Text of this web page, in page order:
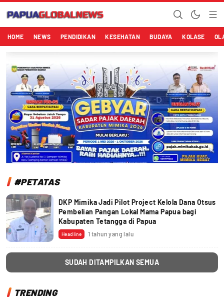
Papuaglobalnews.com
Menulis Fakta dengan Hati Bening
HOME NEWS PENDIDIKAN KESEHATAN BUDAYA KOLASE
#PETATAS
DKP Mimika Jadi Pilot Project Kelola Dana Otsus
Pembelian Pangan Lokal Mama Papua bagi
Kabupaten Tetangga di Papua
Headline 1 tahun yang lalu
SUDAH DITAMPILKAN SEMUA
TRENDING